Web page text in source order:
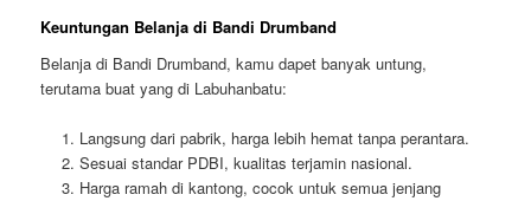
Keuntungan Belanja di Bandi Drumband
Belanja di Bandi Drumband, kamu dapet banyak untung,
terutama buat yang di Labuhanbatu:
Langsung dari pabrik, harga lebih hemat tanpa perantara.
Sesuai standar PDBI, kualitas terjamin nasional.
Harga ramah di kantong, cocok untuk semua jenjang